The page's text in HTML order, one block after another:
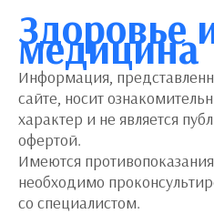
Здоровье
медицина
Информация,
сайте, носит
характер и не является
офертой.
Имеются
необходимо
со специалистом.